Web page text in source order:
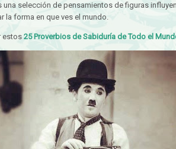
selección de pensamientos de figuras
la forma en que ves el mundo.
estos 25 Proverbios de Sabiduría de Todo el